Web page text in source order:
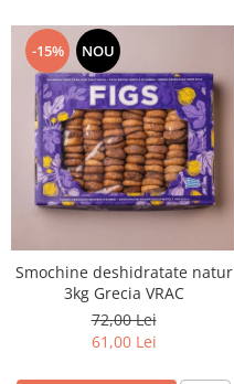
-15% NOU
Smochine deshidratate natur
3kg Grecia VRAC
72,00 Lei
61,00 Lei